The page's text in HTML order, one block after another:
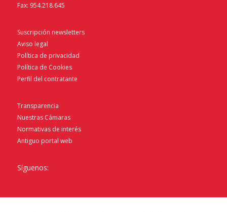
Fax: 954.218.645
Suscripción newsletters
Aviso legal
Política de privacidad
Política de Cookies
Perfil del contratante
Transparencia
Nuestras Cámaras
Normativas de interés
Antiguo portal web
Síguenos: